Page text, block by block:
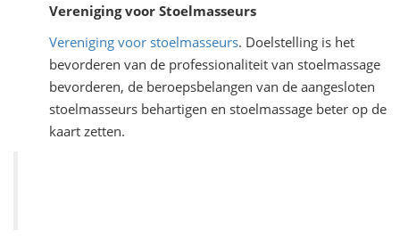
Vereniging voor Stoelmasseurs
Vereniging voor stoelmasseurs. Doelstelling is het
bevorderen van de professionaliteit van stoelmassage
bevorderen, de beroepsbelangen van de aangesloten
stoelmasseurs behartigen en stoelmassage beter op de
kaart zetten.